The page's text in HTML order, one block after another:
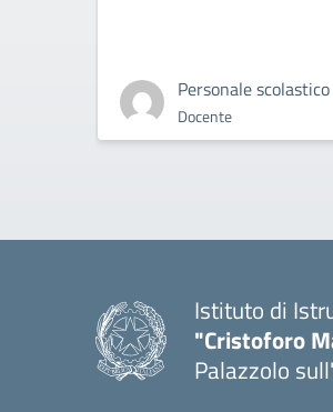
Personale scolastico
Docente
Istituto di
"Cristoforo
Palazzolo